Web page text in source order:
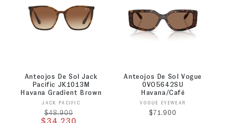
Anteojos De Sol Jack
Pacific JK1013M
Havana Gradient Brown
Proveedor:
JACK PACIFIC
Precio habitual
$48.900
Anteojos De Sol Vogue
0VO5642SU
Havana/Café
Proveedor:
VOGUE EYEWEAR
Precio habitual
$71.900